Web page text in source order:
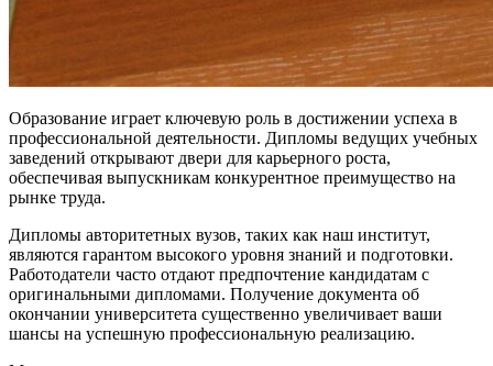
Образование играет ключевую роль в достижении успеха в
профессиональной деятельности. Дипломы ведущих учебных
заведений открывают двери для карьерного роста,
обеспечивая выпускникам конкурентное преимущество на
рынке труда.
Дипломы авторитетных вузов, таких как наш институт,
являются гарантом высокого уровня знаний и подготовки.
Работодатели часто отдают предпочтение кандидатам с
оригинальными дипломами. Получение документа об
окончании университета существенно увеличивает ваши
шансы на успешную профессиональную реализацию.